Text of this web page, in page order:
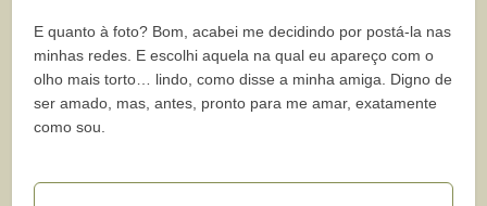
E quanto à foto? Bom, acabei me decidindo por postá-la nas
minhas redes. E escolhi aquela na qual eu apareço com o
olho mais torto… lindo, como disse a minha amiga. Digno de
ser amado, mas, antes, pronto para me amar, exatamente
como sou.